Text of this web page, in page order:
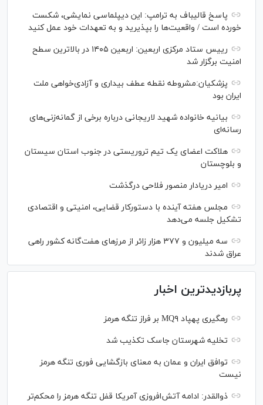
پاسخ قالیباف به ترامپ: این دیپلماسی نمایشی، شکست
خورده است / واقعیت‌ها را بپذیرید و به تعهدات خود عمل کنید
رییس ستاد مرکزی اربعین: اربعین ۱۴۰۵ در بالاترین سطح
امنیت برگزار شد
پزشکیان:مشروطه نقطه عطف بیداری و آزادی‌خواهی ملت
ایران بود
بیانیه خانواده شهید لاریجانی درباره برخی از گمانه‌زنی‌های
رسانه‌ای
هلاکت اعضای یک تیم تروریستی در جنوب استان سیستان
و بلوچستان
امیر دریادار منصور فلاحی درگذشت
مجلس هفته آینده با دستورکار قضایی، امنیتی و اقتصادی
تشکیل جلسه می‌دهد
سه میلیون و ۳۷۷ هزار زائر از مرز‌های هفت‌گانه کشور راهی
عراق شدند
پربازدیدترین اخبار
رهگیری پهپاد MQ۹ بر فراز تنگه هرمز
تخلیه شهرستان جاسک تکذیب شد
توافق ایران و عمان به معنای بازگشایی فوری تنگه هرمز
نیست
ذوالقدر: ادامه آتش‌افروزی آمریکا قفل تنگه هرمز را محکم‌تر